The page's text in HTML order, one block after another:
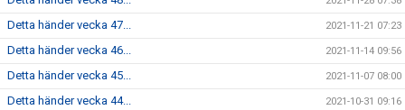
Detta händer vecka 47... 2021-11-21 07:23
Detta händer vecka 46... 2021-11-14 09:56
Detta händer vecka 45... 2021-11-07 08:00
Detta händer vecka 44... 2021-10-31 09:16